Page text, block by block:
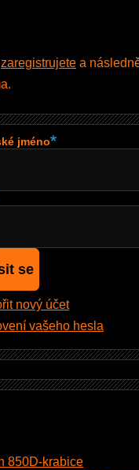
zaregistrujete a
jméno
nový účet
vašeho hesla
850D-krabice